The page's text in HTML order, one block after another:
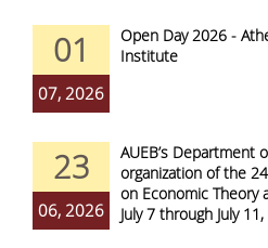
01
07, 2026
Open Day 2026 -
Institute
23
06, 2026
AUEB’s Department
organization of the
on Economic Theory
July 7 through July